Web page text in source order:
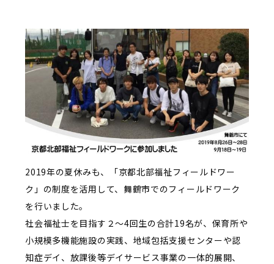
2019年の夏休みも、「京都北部福祉フィールドワー
ク」の制度を活用して、舞鶴市でのフィールドワーク
を行いました。
社会福祉士を目指す２～4回生の合計19名が、保育所や
小規模多機能施設の実践、地域包括支援センターや認
知症デイ、放課後等デイサービス事業の一体的展開、